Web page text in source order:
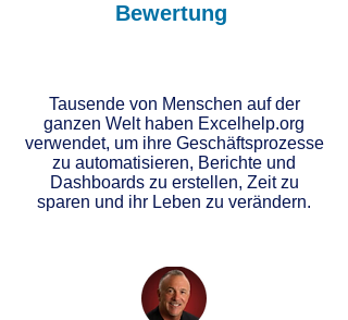
Bewertung
Tausende von Menschen auf der
ganzen Welt haben Excelhelp.org
verwendet, um ihre Geschäftsprozesse
zu automatisieren, Berichte und
Dashboards zu erstellen, Zeit zu
sparen und ihr Leben zu verändern.